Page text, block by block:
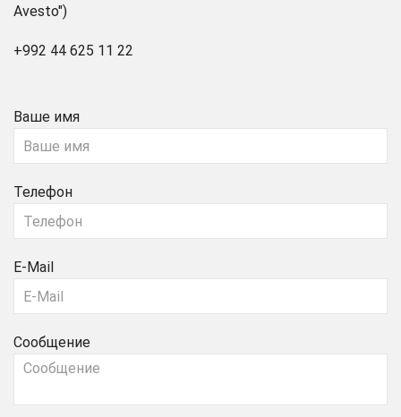
Avesto")
+992 44 625 11 22
Ваше имя
Телефон
E-Mail
Сообщение